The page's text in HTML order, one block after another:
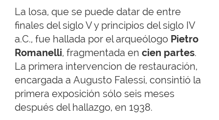
La losa, que se puede datar de entre
finales del siglo V y principios del siglo IV
a.C., fue hallada por el arqueólogo Pietro
Romanelli, fragmentada en cien partes.
La primera intervencion de restauración,
encargada a Augusto Falessi, consintió la
primera exposición sólo seis meses
después del hallazgo, en 1938.